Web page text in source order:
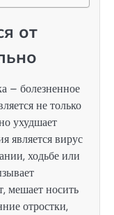
от
– болезненное
не только
ухудшает
является вирус
ходьбе или
мешает носить
отростки,